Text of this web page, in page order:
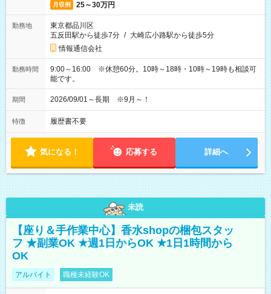
月収例 25～30万円
勤務地
東京都品川区
五反田駅から徒歩7分 / 大崎広小路駅から徒歩5分
情報通信会社
勤務時間
9:00～16:00 ※休憩60分。10時～18時・10時～19時も相談可
能です。
期間 2026/09/01～長期 ※9月～！
特徴 履歴書不要
気になる！ 応募する 詳細へ
未読
【座り＆手作業中心】香水shopの梱包スタッ
フ ★副業OK ★週1日からOK ★1日1時間から
OK
アルバイト 職種未経験OK